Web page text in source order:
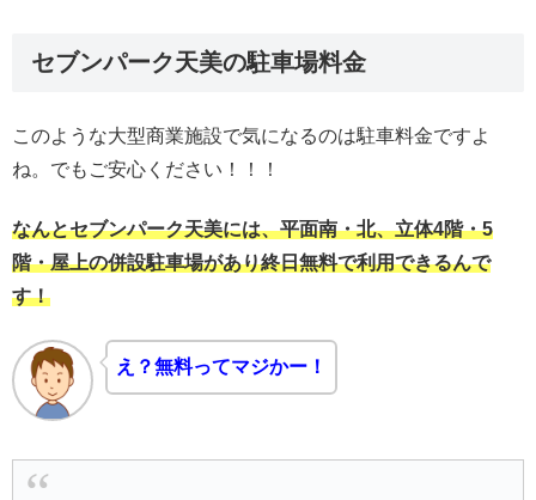
セブンパーク天美の駐車場料金
このような大型商業施設で気になるのは駐車料金ですよ
ね。でもご安心ください！！！
なんとセブンパーク天美には、平面南・北、立体4階・5
階・屋上の併設駐車場があり終日無料で利用できるんで
す！
え？無料ってマジかー！